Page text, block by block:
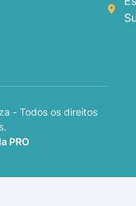
- Todos os direitos
PRO